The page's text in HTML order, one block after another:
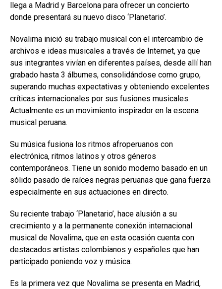
llega a Madrid y Barcelona para ofrecer un concierto
donde presentará su nuevo disco ‘Planetario’.
Novalima inició su trabajo musical con el intercambio de
archivos e ideas musicales a través de Internet, ya que
sus integrantes vivían en diferentes países, desde allí han
grabado hasta 3 álbumes, consolidándose como grupo,
superando muchas expectativas y obteniendo excelentes
críticas internacionales por sus fusiones musicales.
Actualmente es un movimiento inspirador en la escena
musical peruana.
Su música fusiona los ritmos afroperuanos con
electrónica, ritmos latinos y otros géneros
contemporáneos. Tiene un sonido moderno basado en un
sólido pasado de raíces negras peruanas que gana fuerza
especialmente en sus actuaciones en directo.
Su reciente trabajo ‘Planetario’, hace alusión a su
crecimiento y a la permanente conexión internacional
musical de Novalima, que en esta ocasión cuenta con
destacados artistas colombianos y españoles que han
participado poniendo voz y música.
Es la primera vez que Novalima se presenta en Madrid,